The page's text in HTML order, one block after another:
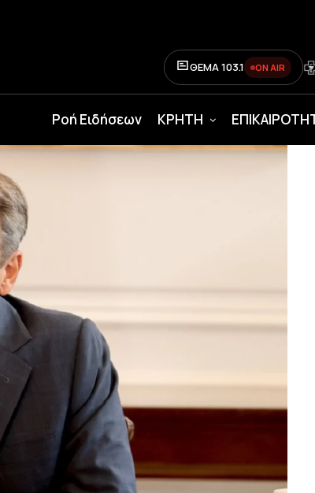
ΘΕΜΑ 103.1 ON AIR
Ροή Ειδήσεων ΚΡΗΤΗ